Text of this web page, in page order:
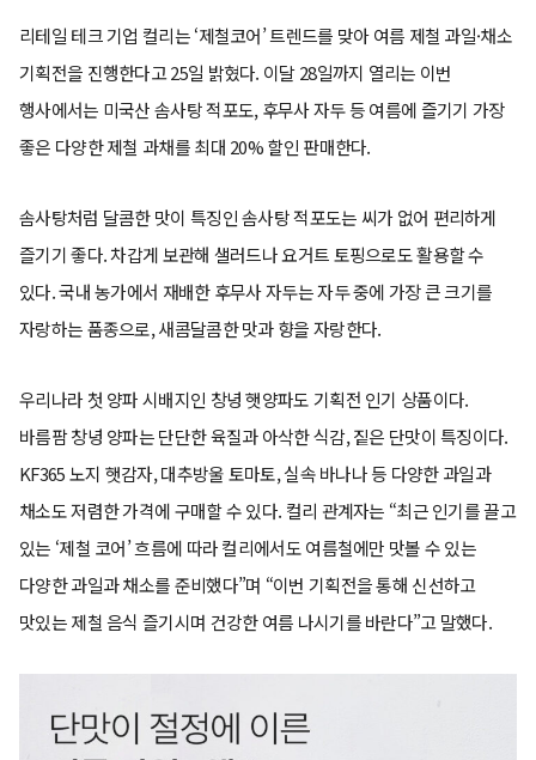
리테일 테크 기업 컬리는 ‘제철코어’ 트렌드를 맞아 여름 제철 과일·채소
기획전을 진행한다고 25일 밝혔다. 이달 28일까지 열리는 이번
행사에서는 미국산 솜사탕 적포도, 후무사 자두 등 여름에 즐기기 가장
좋은 다양한 제철 과채를 최대 20% 할인 판매한다.
솜사탕처럼 달콤한 맛이 특징인 솜사탕 적포도는 씨가 없어 편리하게
즐기기 좋다. 차갑게 보관해 샐러드나 요거트 토핑으로도 활용할 수
있다. 국내 농가에서 재배한 후무사 자두는 자두 중에 가장 큰 크기를
자랑하는 품종으로, 새콤달콤한 맛과 향을 자랑한다.
우리나라 첫 양파 시배지인 창녕 햇양파도 기획전 인기 상품이다.
바름팜 창녕 양파는 단단한 육질과 아삭한 식감, 짙은 단맛이 특징이다.
KF365 노지 햇감자, 대추방울 토마토, 실속 바나나 등 다양한 과일과
채소도 저렴한 가격에 구매할 수 있다. 컬리 관계자는 “최근 인기를 끌고
있는 ‘제철 코어’ 흐름에 따라 컬리에서도 여름철에만 맛볼 수 있는
다양한 과일과 채소를 준비했다”며 “이번 기획전을 통해 신선하고
맛있는 제철 음식 즐기시며 건강한 여름 나시기를 바란다”고 말했다.